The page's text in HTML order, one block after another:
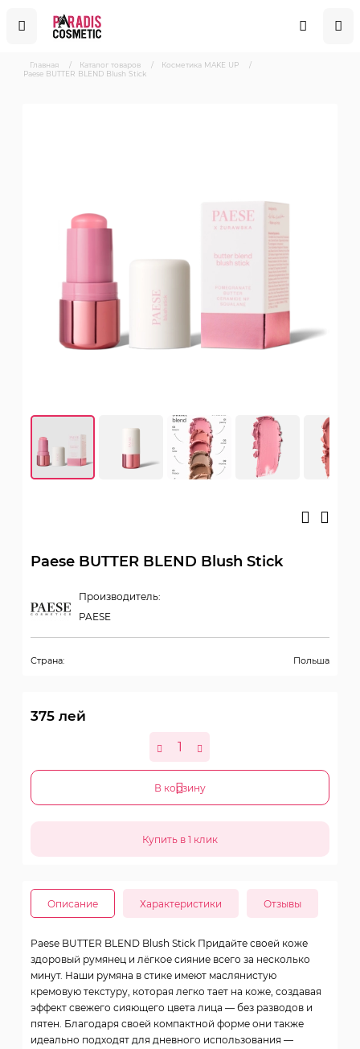
Главная / Каталог товаров / Косметика MAKE UP
/
Paese BUTTER BLEND Blush Stick
Paese BUTTER BLEND Blush Stick
Производитель:
PAESE
Страна: Польша
375 лей
В корзину
Описание Характеристики Отзывы
Paese BUTTER BLEND Blush Stick Придайте своей коже
здоровый румянец и лёгкое сияние всего за несколько
минут. Наши румяна в стике имеют маслянистую
кремовую текстуру, которая легко тает на коже, создавая
эффект свежего сияющего цвета лица — без разводов и
пятен. Благодаря своей компактной форме они также
идеально подходят для дневного использования —